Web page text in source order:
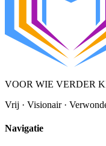
VOOR WIE VERDER
Vrij · Visionair ·
Navigatie